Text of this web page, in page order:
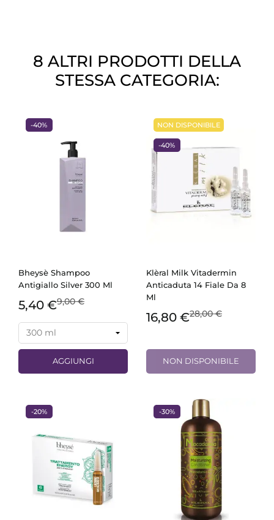
8 ALTRI PRODOTTI DELLA
STESSA CATEGORIA:
Bheysè Shampoo
Antigiallo Silver 300 Ml
5,40 €9,00 €
AGGIUNGI
-40%
Klèral Milk Vitadermin
Anticaduta 14 Fiale Da 8
Ml
16,80 €28,00 €
NON DISPONIBILE
NON DISPONIBILE
-40%
-20% -30%